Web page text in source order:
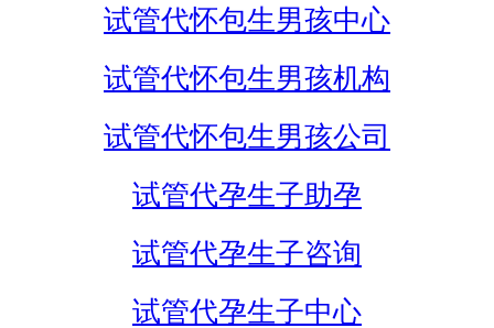
试管代怀包生男孩中心
试管代怀包生男孩机构
试管代怀包生男孩公司
试管代孕生子助孕
试管代孕生子咨询
试管代孕生子中心